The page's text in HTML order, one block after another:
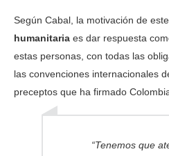
Según Cabal, la motivación de
humanitaria es dar respuesta
estas personas, con todas las
las convenciones internacionales
preceptos que ha firmado
“Tenemos que